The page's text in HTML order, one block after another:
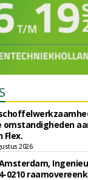
omstandigheden
Flex.
2026
0210